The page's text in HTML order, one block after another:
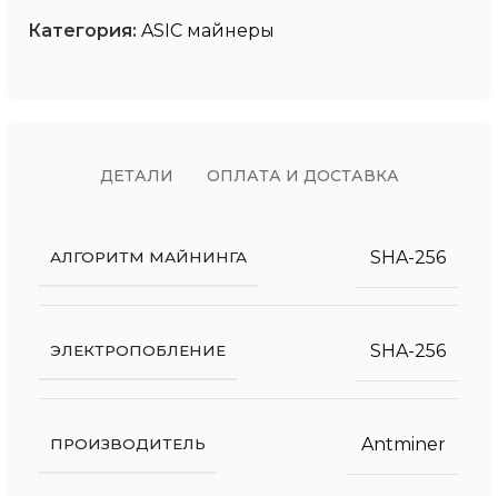
Категория: ASIC майнеры
ДЕТАЛИ ОПЛАТА И ДОСТАВКА
АЛГОРИТМ МАЙНИНГА SHA-256
ЭЛЕКТРОПОБЛЕНИЕ SHA-256
ПРОИЗВОДИТЕЛЬ Antminer